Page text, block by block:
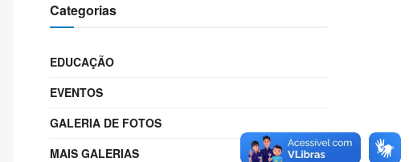
Categorias
EDUCAÇÃO
EVENTOS
GALERIA DE FOTOS
MAIS GALERIAS